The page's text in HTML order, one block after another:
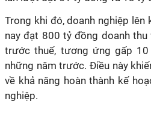
Trong khi đó, doanh nghiệp lên
nay đạt 800 tỷ đồng doanh
trước thuế, tương ứng gấp
những năm trước. Điều này
về khả năng hoàn thành kế
nghiệp.